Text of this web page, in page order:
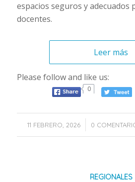
espacios seguros y adecuados
docentes.
Leer más
Please follow and like us:
0
11 FEBRERO, 2026
/ 0 /
REGIONALES